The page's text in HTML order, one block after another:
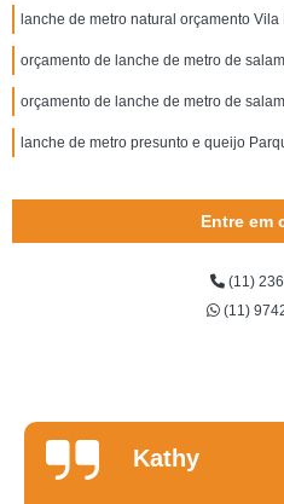
lanche de metro natural orçamento Vila
orçamento de lanche de metro de
orçamento de lanche de metro de
lanche de metro presunto e queijo
Entre em
(11)
(11)
Quintela